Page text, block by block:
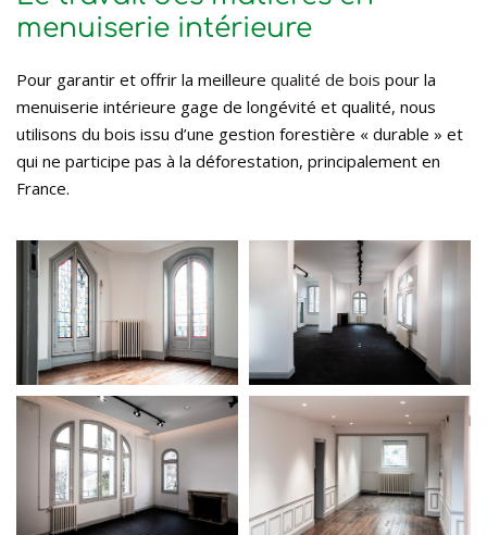
menuiserie intérieure
Pour garantir et offrir la meilleure qualité de bois pour la
menuiserie intérieure gage de longévité et qualité, nous
utilisons du bois issu d’une gestion forestière « durable » et
qui ne participe pas à la déforestation, principalement en
France.